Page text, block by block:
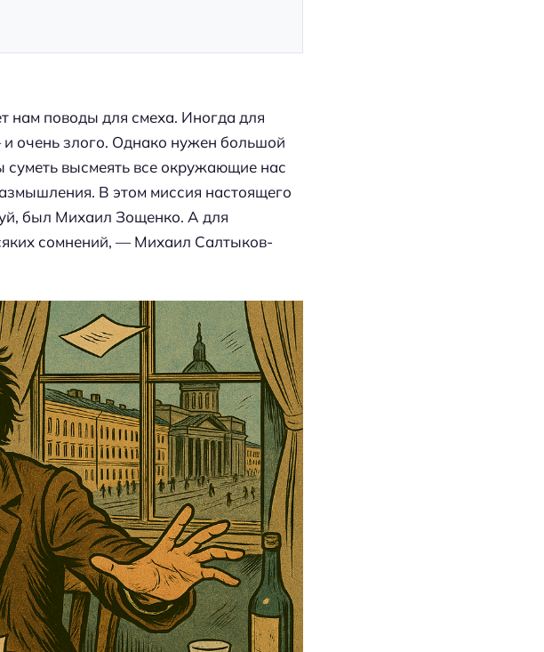
нам поводы для смеха. Иногда для
и очень злого. Однако нужен большой
суметь высмеять все окружающие нас
В этом миссия настоящего
был Михаил Зощенко. А для
сомнений, — Михаил Салтыков-